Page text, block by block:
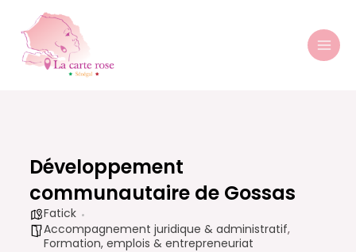
contenu
Développement
communautaire de Gossas
Fatick
Accompagnement juridique & administratif,
Formation, emplois & entrepreneuriat